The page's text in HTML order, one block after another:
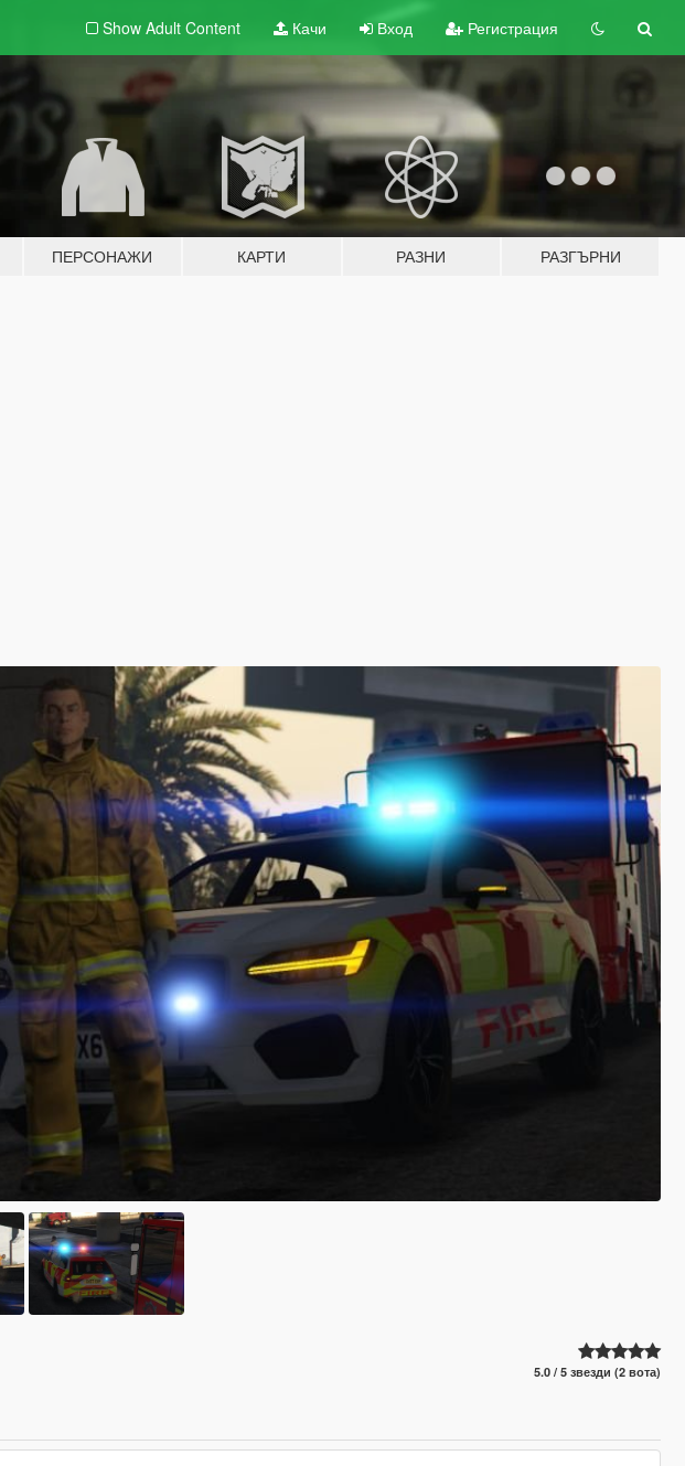
Show Adult Content Качи Вход Регистрация
ПЕРСОНАЖИ КАРТИ РАЗНИ РАЗГЪРНИ
5.0 / 5 звезди (2 вота)